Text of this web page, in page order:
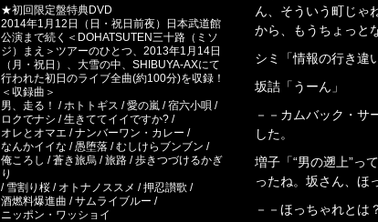
★初回限定盤特典DVD
2014年1月12日（日・祝日前夜）日本武道館
公演まで続く＜DOHATSUTEN三十路（ミソ
ジ）まえ＞ツアーのひとつ、2013年1月14日
（月・祝日）、大雪の中、SHIBUYA-AXにて
行われた初日のライブ全曲(約100分)を収録！
＜収録曲＞
男、走る！ / ホトトギス / 愛の嵐 / 宿六小唄 /
ロクでナシ / 生きててイイですか? /
オレとオマエ / ナンバーワン・カレー /
なんかイイな / 愚堕落 / むしけらブンブン /
俺ころし / 蒼き旅烏 / 旅路 / 歩きつづけるかぎ
り
/ 雪割り桜 / オトナノススメ / 押忍讃歌 /
酒燃料爆進曲 / サムライブルー /
ニッポン・ワッショイ
ん、そういう町じゃ
から、もうちょっと
シミ「情報の行き違
坂詰「うーん」
－－カムバック・サ
した。
増子「“男の遡上”っ
ったね。坂さん、ほ
－－ほっちゃれとは